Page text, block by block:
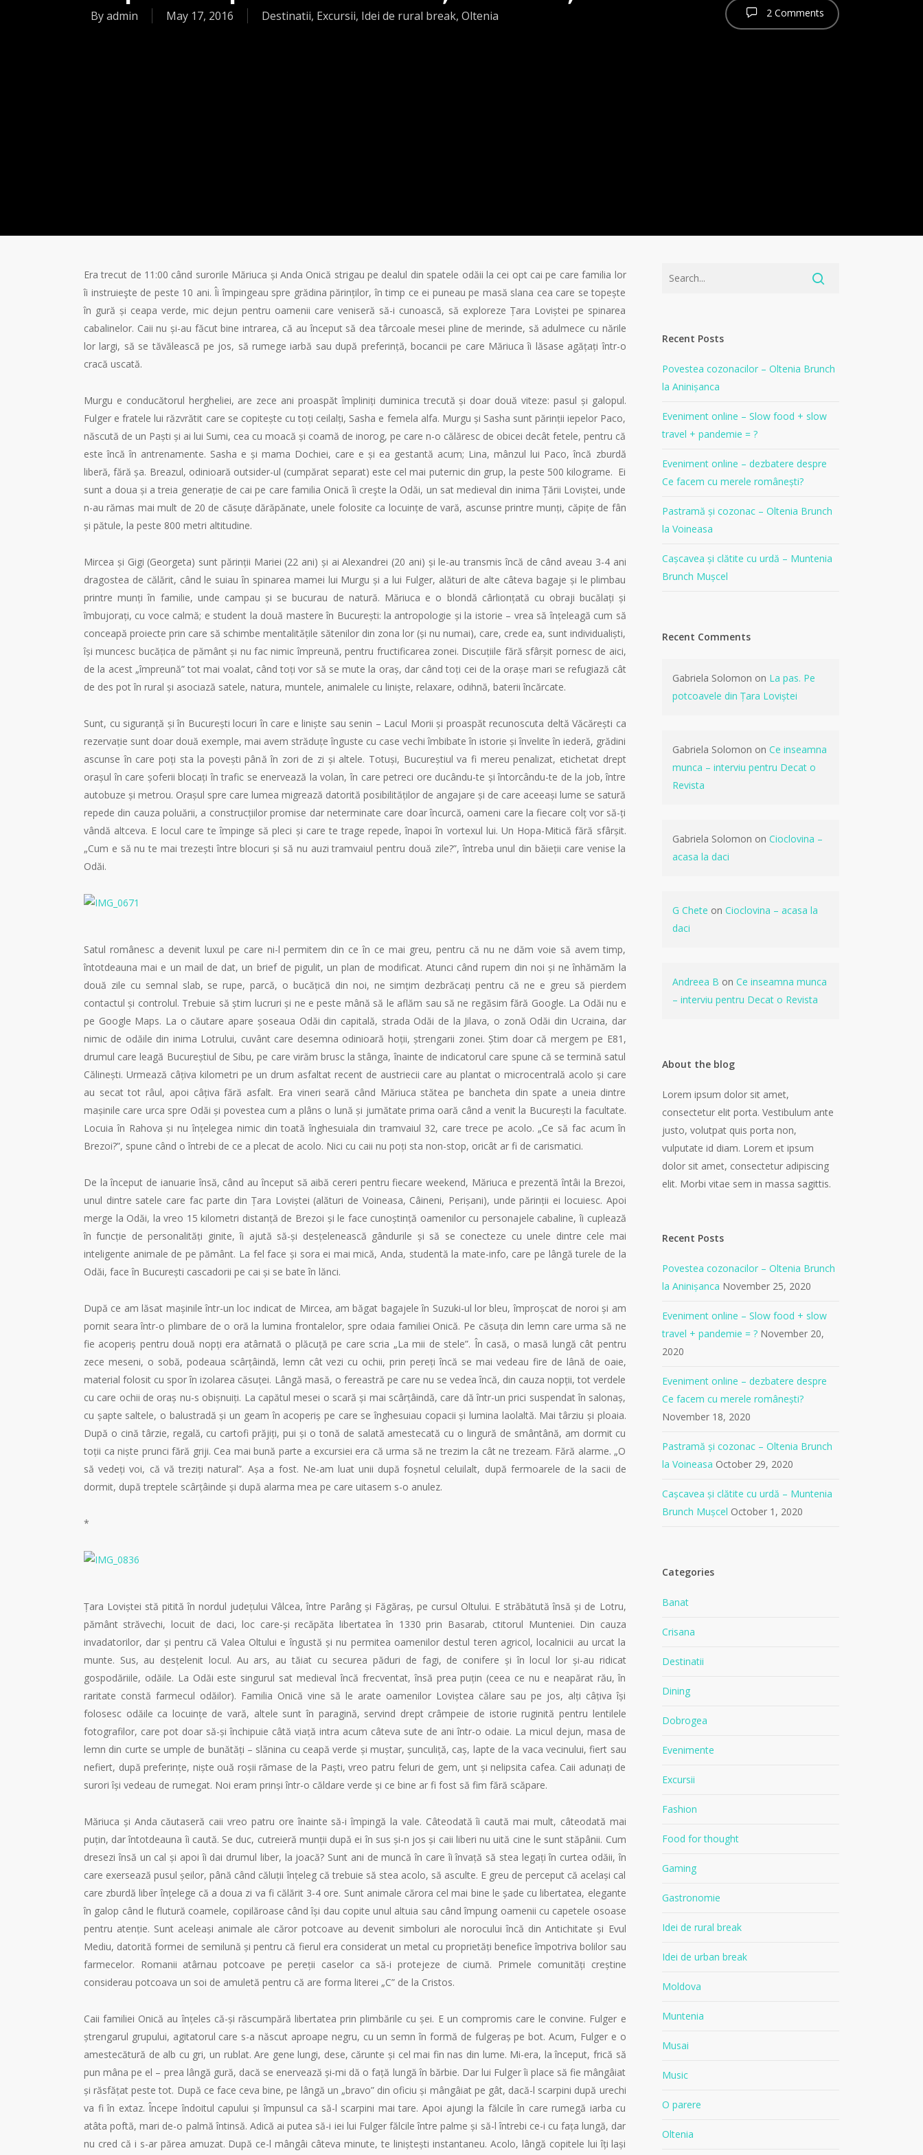
Byadmin May 17, 2016 Destinatii, Excursii, Idei de rural break, Oltenia 2 Comments
Era trecut de 11:00 când surorile Măriuca și Anda Onică strigau pe dealul din spatele odăii la cei opt cai pe care familia lor
îi instruieşte de peste 10 ani. Îi împingeau spre grădina părinților, în timp ce ei puneau pe masă slana cea care se topește
în gură și ceapa verde, mic dejun pentru oamenii care veniseră să-i cunoască, să exploreze Țara Loviștei pe spinarea
cabalinelor. Caii nu și-au făcut bine intrarea, că au început să dea târcoale mesei pline de merinde, să adulmece cu nările
lor largi, să se tăvălească pe jos, să rumege iarbă sau după preferință, bocancii pe care Măriuca îi lăsase agățați într-o
cracă uscată.
Murgu e conducătorul hergheliei, are zece ani proaspăt împliniți duminica trecută și doar două viteze: pasul și galopul.
Fulger e fratele lui răzvrătit care se copitește cu toți ceilalți, Sasha e femela alfa. Murgu și Sasha sunt părinții iepelor Paco,
născută de un Paști și ai lui Sumi, cea cu moacă și coamă de inorog, pe care n-o călăresc de obicei decât fetele, pentru că
este încă în antrenamente. Sasha e și mama Dochiei, care e și ea gestantă acum; Lina, mânzul lui Paco, încă zburdă
liberă, fără șa. Breazul, odinioară outsider-ul (cumpărat separat) este cel mai puternic din grup, la peste 500 kilograme. Ei
sunt a doua și a treia generație de cai pe care familia Onică îi creşte la Odăi, un sat medieval din inima Țării Loviștei, unde
n-au rămas mai mult de 20 de căsuțe dărăpănate, unele folosite ca locuințe de vară, ascunse printre munți, căpițe de fân
și pătule, la peste 800 metri altitudine.
Mircea și Gigi (Georgeta) sunt părinții Mariei (22 ani) și ai Alexandrei (20 ani) și le-au transmis încă de când aveau 3-4 ani
dragostea de călărit, când le suiau în spinarea mamei lui Murgu și a lui Fulger, alături de alte câteva bagaje și le plimbau
printre munți în familie, unde campau și se bucurau de natură. Măriuca e o blondă cârlionțată cu obraji bucălați și
îmbujorați, cu voce calmă; e student la două mastere în București: la antropologie și la istorie – vrea să înțeleagă cum să
conceapă proiecte prin care să schimbe mentalitățile sătenilor din zona lor (și nu numai), care, crede ea, sunt individualiști,
își muncesc bucățica de pământ și nu fac nimic împreună, pentru fructificarea zonei. Discuțiile fără sfârșit pornesc de aici,
de la acest „împreună” tot mai voalat, când toți vor să se mute la oraș, dar când toți cei de la orașe mari se refugiază cât
de des pot în rural și asociază satele, natura, muntele, animalele cu liniște, relaxare, odihnă, baterii încărcate.
Sunt, cu siguranță și în București locuri în care e liniște sau senin – Lacul Morii și proaspăt recunoscuta deltă Văcărești ca
rezervație sunt doar două exemple, mai avem străduțe înguste cu case vechi îmbibate în istorie și învelite în iederă, grădini
ascunse în care poți sta la povești până în zori de zi și altele. Totuși, Bucureștiul va fi mereu penalizat, etichetat drept
orașul în care șoferii blocați în trafic se enervează la volan, în care petreci ore ducându-te și întorcându-te de la job, între
autobuze și metrou. Orașul spre care lumea migrează datorită posibilităților de angajare și de care aceeași lume se satură
repede din cauza poluării, a construcțiilor promise dar neterminate care doar încurcă, oameni care la fiecare colț vor să-ți
vândă altceva. E locul care te împinge să pleci și care te trage repede, înapoi în vortexul lui. Un Hopa-Mitică fără sfârșit.
„Cum e să nu te mai trezești între blocuri și să nu auzi tramvaiul pentru două zile?”, întreba unul din băieții care venise la
Odăi.
Satul românesc a devenit luxul pe care ni-l permitem din ce în ce mai greu, pentru că nu ne dăm voie să avem timp,
întotdeauna mai e un mail de dat, un brief de pigulit, un plan de modificat. Atunci când rupem din noi și ne înhămăm la
două zile cu semnal slab, se rupe, parcă, o bucățică din noi, ne simțim dezbrăcați pentru că ne e greu să pierdem
contactul și controlul. Trebuie să știm lucruri și ne e peste mână să le aflăm sau să ne regăsim fără Google. La Odăi nu e
pe Google Maps. La o căutare apare șoseaua Odăi din capitală, strada Odăi de la Jilava, o zonă Odăi din Ucraina, dar
nimic de odăile din inima Lotrului, cuvânt care desemna odinioară hoții, ștrengarii zonei. Știm doar că mergem pe E81,
drumul care leagă Bucureștiul de Sibu, pe care virăm brusc la stânga, înainte de indicatorul care spune că se termină satul
Călinești. Urmează câțiva kilometri pe un drum asfaltat recent de austriecii care au plantat o microcentrală acolo și care
au secat tot râul, apoi câțiva fără asfalt. Era vineri seară când Măriuca stătea pe bancheta din spate a uneia dintre
mașinile care urca spre Odăi și povestea cum a plâns o lună și jumătate prima oară când a venit la București la facultate.
Locuia în Rahova și nu înțelegea nimic din toată înghesuiala din tramvaiul 32, care trece pe acolo. „Ce să fac acum în
Brezoi?”, spune când o întrebi de ce a plecat de acolo. Nici cu caii nu poți sta non-stop, oricât ar fi de carismatici.
De la început de ianuarie însă, când au început să aibă cereri pentru fiecare weekend, Măriuca e prezentă întâi la Brezoi,
unul dintre satele care fac parte din Țara Loviștei (alături de Voineasa, Câineni, Perișani), unde părinții ei locuiesc. Apoi
merge la Odăi, la vreo 15 kilometri distanță de Brezoi și le face cunoștință oamenilor cu personajele cabaline, îi cuplează
în funcție de personalități ginite, îi ajută să-și desțelenească gândurile și să se conecteze cu unele dintre cele mai
inteligente animale de pe pământ. La fel face și sora ei mai mică, Anda, studentă la mate-info, care pe lângă turele de la
Odăi, face în București cascadorii pe cai și se bate în lănci.
După ce am lăsat mașinile într-un loc indicat de Mircea, am băgat bagajele în Suzuki-ul lor bleu, împroșcat de noroi și am
pornit seara într-o plimbare de o oră la lumina frontalelor, spre odaia familiei Onică. Pe căsuța din lemn care urma să ne
fie acoperiș pentru două nopți era atârnată o plăcuță pe care scria „La mii de stele”. În casă, o masă lungă cât pentru
zece meseni, o sobă, podeaua scârțâindă, lemn cât vezi cu ochii, prin pereți încă se mai vedeau fire de lână de oaie,
material folosit cu spor în izolarea căsuței. Lângă masă, o fereastră pe care nu se vedea încă, din cauza nopții, tot verdele
cu care ochii de oraș nu-s obișnuiți. La capătul mesei o scară și mai scârțâindă, care dă într-un prici suspendat în salonaș,
cu șapte saltele, o balustradă și un geam în acoperiș pe care se înghesuiau copacii și lumina laolaltă. Mai târziu și ploaia.
După o cină târzie, regală, cu cartofi prăjiți, pui și o tonă de salată amestecată cu o lingură de smântână, am dormit cu
toții ca niște prunci fără griji. Cea mai bună parte a excursiei era că urma să ne trezim la cât ne trezeam. Fără alarme. „O
să vedeți voi, că vă treziți natural”. Așa a fost. Ne-am luat unii după foșnetul celuilalt, după fermoarele de la sacii de
dormit, după treptele scârțâinde și după alarma mea pe care uitasem s-o anulez.
*
Țara Loviștei stă pitită în nordul județului Vâlcea, între Parâng și Făgăraș, pe cursul Oltului. E străbătută însă și de Lotru,
pământ străvechi, locuit de daci, loc care-și recăpăta libertatea în 1330 prin Basarab, ctitorul Munteniei. Din cauza
invadatorilor, dar și pentru că Valea Oltului e îngustă și nu permitea oamenilor destul teren agricol, localnicii au urcat la
munte. Sus, au desțelenit locul. Au ars, au tăiat cu securea păduri de fagi, de conifere și în locul lor și-au ridicat
gospodăriile, odăile. La Odăi este singurul sat medieval încă frecventat, însă prea puțin (ceea ce nu e neapărat rău, în
raritate constă farmecul odăilor). Familia Onică vine să le arate oamenilor Loviștea călare sau pe jos, alți câțiva își
folosesc odăile ca locuințe de vară, altele sunt în paragină, servind drept crâmpeie de istorie ruginită pentru lentilele
fotografilor, care pot doar să-și închipuie câtă viață intra acum câteva sute de ani într-o odaie. La micul dejun, masa de
lemn din curte se umple de bunătăți – slănina cu ceapă verde și muștar, șunculiță, caș, lapte de la vaca vecinului, fiert sau
nefiert, după preferințe, niște ouă roșii rămase de la Paști, vreo patru feluri de gem, unt și nelipsita cafea. Caii adunați de
surori își vedeau de rumegat. Noi eram prinși într-o căldare verde și ce bine ar fi fost să fim fără scăpare.
Măriuca și Anda căutaseră caii vreo patru ore înainte să-i împingă la vale. Câteodată îi caută mai mult, câteodată mai
puțin, dar întotdeauna îi caută. Se duc, cutreieră munții după ei în sus și-n jos și caii liberi nu uită cine le sunt stăpânii. Cum
dresezi însă un cal și apoi îi dai drumul liber, la joacă? Sunt ani de muncă în care îi învață să stea legați în curtea odăii, în
care exersează pusul șeilor, până când căluții înțeleg că trebuie să stea acolo, să asculte. E greu de perceput că același cal
care zburdă liber înțelege că a doua zi va fi călărit 3-4 ore. Sunt animale cărora cel mai bine le șade cu libertatea, elegante
în galop când le flutură coamele, copilăroase când își dau copite unul altuia sau când împung oamenii cu capetele osoase
pentru atenție. Sunt aceleași animale ale căror potcoave au devenit simboluri ale norocului încă din Antichitate și Evul
Mediu, datorită formei de semilună și pentru că fierul era considerat un metal cu proprietăți benefice împotriva bolilor sau
farmecelor. Romanii atârnau potcoave pe pereții caselor ca să-i protejeze de ciumă. Primele comunități creștine
considerau potcoava un soi de amuletă pentru că are forma literei „C” de la Cristos.
Caii familiei Onică au înțeles că-și răscumpără libertatea prin plimbările cu șei. E un compromis care le convine. Fulger e
ștrengarul grupului, agitatorul care s-a născut aproape negru, cu un semn în formă de fulgeraș pe bot. Acum, Fulger e o
amestecătură de alb cu gri, un rublat. Are gene lungi, dese, cărunte și cel mai fin nas din lume. Mi-era, la început, frică să
pun mâna pe el – prea lângă gură, dacă se enervează și-mi dă o față lungă în bărbie. Dar lui Fulger îi place să fie mângâiat
și răsfățat peste tot. După ce face ceva bine, pe lângă un „bravo” din oficiu și mângâiat pe gât, dacă-l scarpini după urechi
va fi în extaz. Începe îndoitul capului și împunsul ca să-l scarpini mai tare. Apoi ajungi la fălcile în care rumegă iarba cu
atâta poftă, mari de-o palmă întinsă. Adică ai putea să-i iei lui Fulger fălcile între palme și să-l întrebi ce-i cu fața lungă, dar
nu cred că i s-ar părea amuzat. După ce-l mângâi câteva minute, te liniștești instantaneu. Acolo, lângă copitele lui îți lași
Recent Posts
Povestea cozonacilor – Oltenia Brunch
la Aninișanca
Eveniment online – Slow food + slow
travel + pandemie = ?
Eveniment online – dezbatere despre
Ce facem cu merele românești?
Pastramă și cozonac – Oltenia Brunch
la Voineasa
Cașcavea și clătite cu urdă – Muntenia
Brunch Mușcel
Recent Comments
Gabriela Solomon on La pas. Pe
potcoavele din Țara Loviștei
Gabriela Solomon on Ce inseamna
munca – interviu pentru Decat o
Revista
Gabriela Solomon on Cioclovina –
acasa la daci
G Chete on Cioclovina – acasa la
daci
Andreea B on Ce inseamna munca
– interviu pentru Decat o Revista
About the blog
Lorem ipsum dolor sit amet,
consectetur elit porta. Vestibulum ante
justo, volutpat quis porta non,
vulputate id diam. Lorem et ipsum
dolor sit amet, consectetur adipiscing
elit. Morbi vitae sem in massa sagittis.
Recent Posts
Povestea cozonacilor – Oltenia Brunch
la Aninișanca November 25, 2020
Eveniment online – Slow food + slow
travel + pandemie = ? November 20,
2020
Eveniment online – dezbatere despre
Ce facem cu merele românești?
November 18, 2020
Pastramă și cozonac – Oltenia Brunch
la Voineasa October 29, 2020
Cașcavea și clătite cu urdă – Muntenia
Brunch Mușcel October 1, 2020
Categories
Banat
Crisana
Destinatii
Dining
Dobrogea
Evenimente
Excursii
Fashion
Food for thought
Gaming
Gastronomie
Idei de rural break
Idei de urban break
Moldova
Muntenia
Musai
Music
O parere
Oltenia